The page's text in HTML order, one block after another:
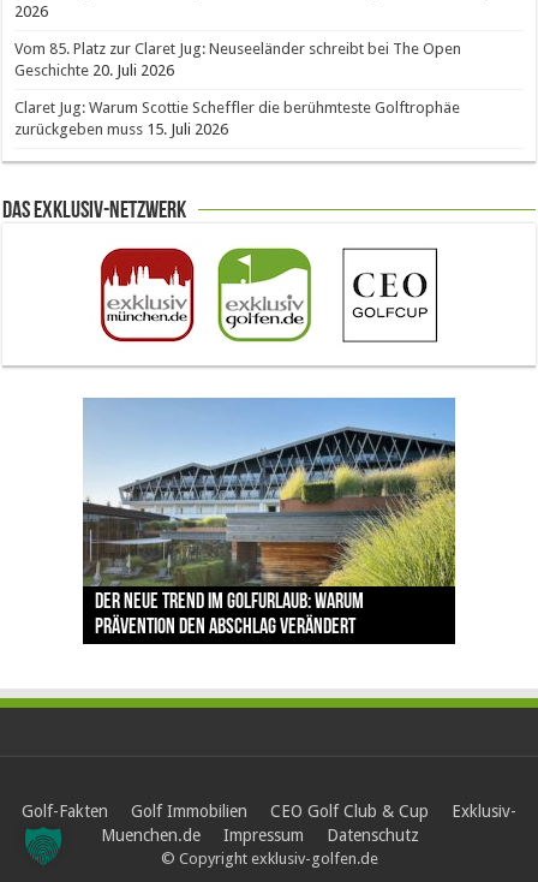
2026
Vom 85. Platz zur Claret Jug: Neuseeländer schreibt bei The Open
Geschichte 20. Juli 2026
Claret Jug: Warum Scottie Scheffler die berühmteste Golftrophäe
zurückgeben muss 15. Juli 2026
Das Exklusiv-Netzwerk
Der neue Trend im Golfurlaub: Warum
Prävention den Abschlag verändert
Luštica Bay baut Montenegros erste Golf-
Community weiter aus
Vom 85. Platz zur Claret Jug: Neuseeländer
schreibt bei The Open Geschichte
Claret Jug: Warum Scottie Scheffler die
berühmteste Golftrophäe zurückgeben muss
The Open 2026 in Royal Birkdale: Warum der
traditionsreiche Linksplatz zu den größten
Herausforderungen im Golfsport zählt
Golf-Fakten Golf Immobilien CEO Golf Club & Cup
Exklusiv-
Muenchen.de
Impressum Datenschutz
© Copyright exklusiv-golfen.de